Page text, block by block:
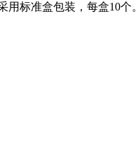
标准盒包装，每盒10个。